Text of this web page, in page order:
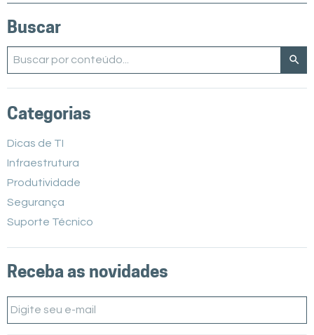
Buscar
Categorias
Dicas de TI
Infraestrutura
Produtividade
Segurança
Suporte Técnico
Receba as novidades